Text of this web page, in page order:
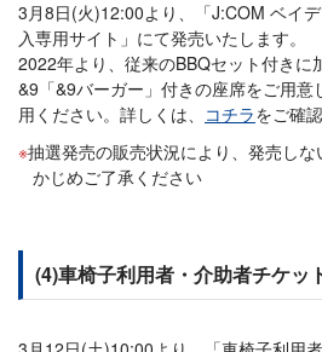
3月8日(火)12:00より、「J:COM ベイ
入専用サイト」にて発売いたします。
2022年より、従来のBBQセット付きに
&9「&9バーガー」付きの座席をご用意
用ください。詳しくは、 コチラをご確
抽選発売の販売状況により、発売し
かじめご了承ください
(4)車椅子利用者・介助者チケッ